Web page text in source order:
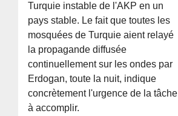
Turquie instable de l'AKP en un
pays stable. Le fait que toutes les
mosquées de Turquie aient relayé
la propagande diffusée
continuellement sur les ondes par
Erdogan, toute la nuit, indique
concrètement l'urgence de la tâche
à accomplir.